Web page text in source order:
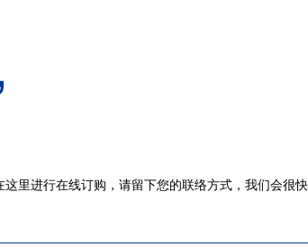
里进行在线订购，请留下您的联络方式，我们会很